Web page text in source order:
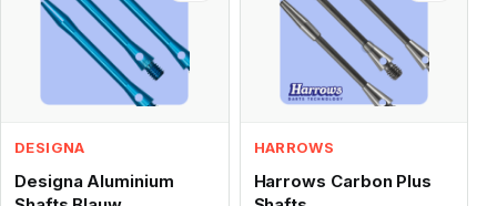
DESIGNA
Designa Aluminium
HARROWS
Harrows Carbon Plus